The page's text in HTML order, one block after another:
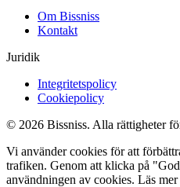
Om Bissniss
Kontakt
Juridik
Integritetspolicy
Cookiepolicy
© 2026 Bissniss. Alla rättigheter
Vi använder cookies för att
trafiken. Genom att klicka på
användningen av cookies. Läs